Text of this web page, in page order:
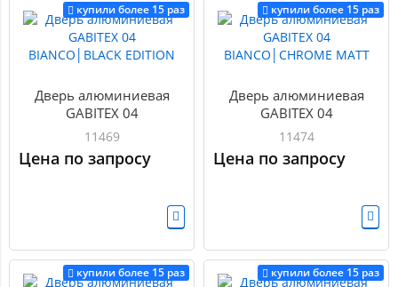
купили более 15 раз
Дверь алюминиевая
GABITEX 04
BIANCO│BLACK EDITION
11469
Цена по запросу
купили более 15 раз
Дверь алюминиевая
GABITEX 04
BIANCO│CHROME MATT
11474
Цена по запросу
купили более 15 раз купили более 15 раз